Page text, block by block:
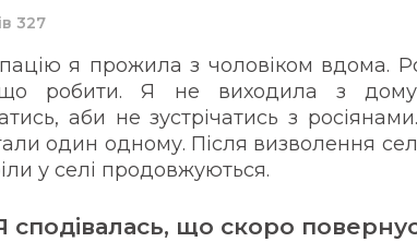
327
я прожила з чоловіком вдома.
робити. Я не виходила з
аби не зустрічатись з
один одному. Після визволення
у селі продовжуються.
сподівалась, що скоро